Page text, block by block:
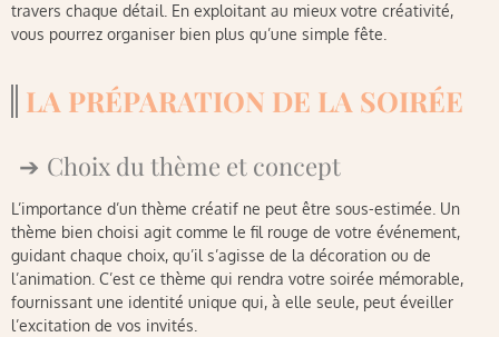
travers chaque détail. En exploitant au mieux votre créativité,
vous pourrez organiser bien plus qu’une simple fête.
LA PRÉPARATION DE LA SOIRÉE
Choix du thème et concept
L’importance d’un thème créatif ne peut être sous-estimée. Un
thème bien choisi agit comme le fil rouge de votre événement,
guidant chaque choix, qu’il s’agisse de la décoration ou de
l’animation. C’est ce thème qui rendra votre soirée mémorable,
fournissant une identité unique qui, à elle seule, peut éveiller
l’excitation de vos invités.